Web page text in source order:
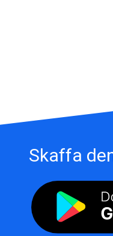
Skaffa